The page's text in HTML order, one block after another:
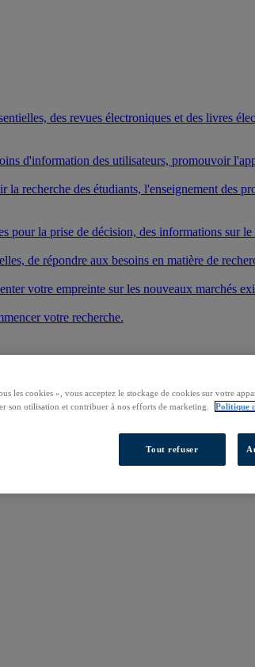
des revues électroniques et des livres
d'information des utilisateurs, promouvoir
recherche des étudiants, l'enseignement des
pour la prise de décision, des informations sur
de répondre aux besoins en matière de
votre empreinte sur les nouveaux marchés
votre recherche.
les cookies », vous acceptez le stockage de cookies sur votre
son utilisation et contribuer à nos efforts de marketing.
Politique
Tout refuser